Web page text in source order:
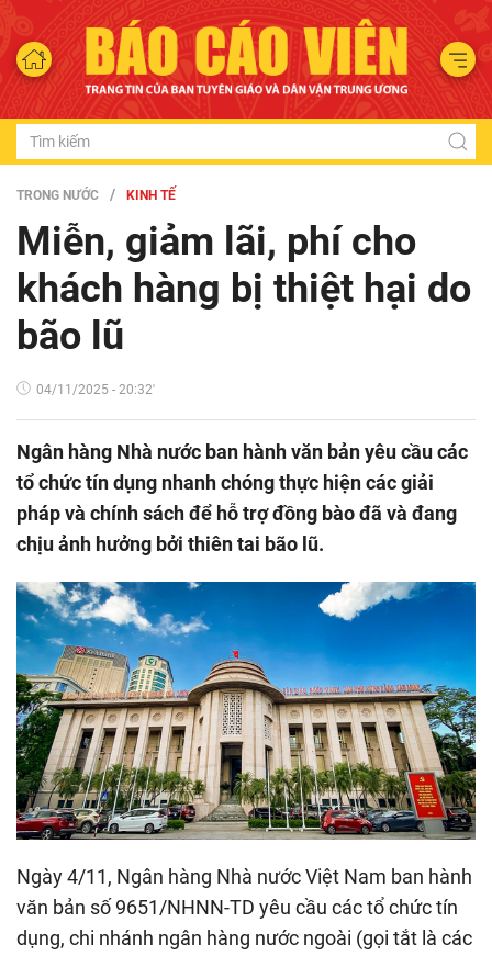
TRONG NƯỚC KINH TẾ
Miễn, giảm lãi, phí cho
khách hàng bị thiệt hại do
bão lũ
04/11/2025 - 20:32'
Ngân hàng Nhà nước ban hành văn bản yêu cầu các
tổ chức tín dụng nhanh chóng thực hiện các giải
pháp và chính sách để hỗ trợ đồng bào đã và đang
chịu ảnh hưởng bởi thiên tai bão lũ.
Ngày 4/11, Ngân hàng Nhà nước Việt Nam ban hành
văn bản số 9651/NHNN-TD yêu cầu các tổ chức tín
dụng, chi nhánh ngân hàng nước ngoài (gọi tắt là các